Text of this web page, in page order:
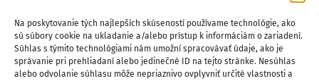
Na poskytovanie tých najlepších skúseností používame technológie, ako
sú súbory cookie na ukladanie a/alebo prístup k informáciám o zariadení.
Súhlas s týmito technológiami nám umožní spracovávať údaje, ako je
správanie pri prehliadaní alebo jedinečné ID na tejto stránke. Nesúhlas
alebo odvolanie súhlasu môže nepriaznivo ovplyvniť určité vlastnosti a